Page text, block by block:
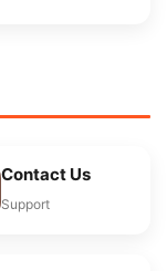
Contact Us
Support